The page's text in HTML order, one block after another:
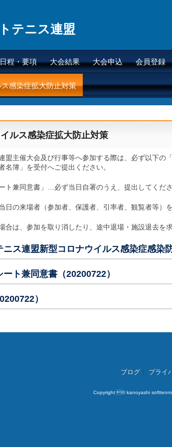
テニス連盟
日程・要項 大会結果 大会申込 会員登録
感染症拡大防止対策
ルス感染症拡大防止対策
盟主催大会及び行事等へ参加する際は、必ず以下
名簿」を受付へご提出ください。
ト兼同意書」…必ず当日自署のうえ、提出してくださ
の来場者（参加者、保護者、引率者、観覧者等）を
合は、参加を取り消したり、途中退場・施設退去を
ス連盟新型コロナウイルス感染症感染
ト兼同意書（20200722）
）
ブログ プライ
Copyright © kanoyashi